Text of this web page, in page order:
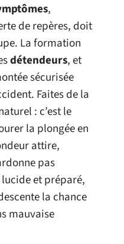
,
de repères, doit
La formation
détendeurs, et
sécurisée
Faites de la
: c’est le
la plongée en
attire,
pas
et préparé,
la chance
mauvaise